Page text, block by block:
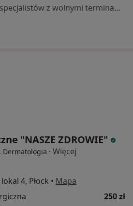
Brak dostępnych specjalistów z wolnymi terminami w tym centrum medycznym.
"NASZE ZDROWIE"
Dermatologia · Więcej
4, Płock • Mapa
250 zł